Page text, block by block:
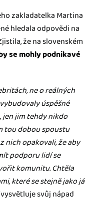
zakladatelka Martina
hledala odpovědi na
že na slovenském
se mohly podnikavé
ne o reálných
úspěšné
jen jim tehdy nikdo
tou dobou spoustu
nich opakovali, že aby
podporu lidí se
komunitu. Chtěla
které se stejně jako já
vysvětluje svůj nápad